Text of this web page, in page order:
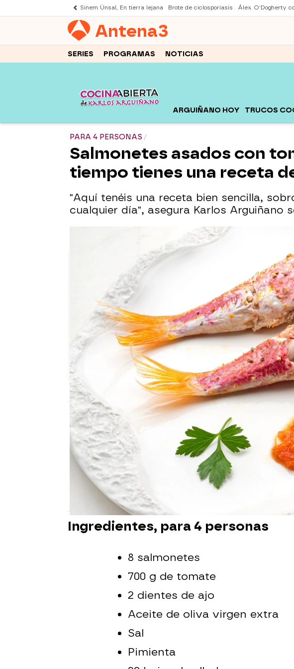
Sinem Ünsal, En tierra lejana Brote de ciclosporiasis Álex O'Dogherty
Antena3
SERIES PROGRAMAS NOTICIAS
ARGUIÑANO HOY TRUCOS
PARA 4 PERSONAS
Salmonetes asados con
tiempo tienes una receta
"Aquí tenéis una receta bien sencilla,
cualquier día", asegura Karlos Arguiñano
Un postre casero, rápido y fresquito de
Cristina García Chacón
Publicado:27 de junio de 2025, 13:40
Si os molestan los pescados con
limpios (en lomos) sin cabezas ni
bastará con cocinarlos durante 6
Ingredientes, para 4 personas
8 salmonetes
700 g de tomate
2 dientes de ajo
Aceite de oliva virgen extra
Sal
Pimienta